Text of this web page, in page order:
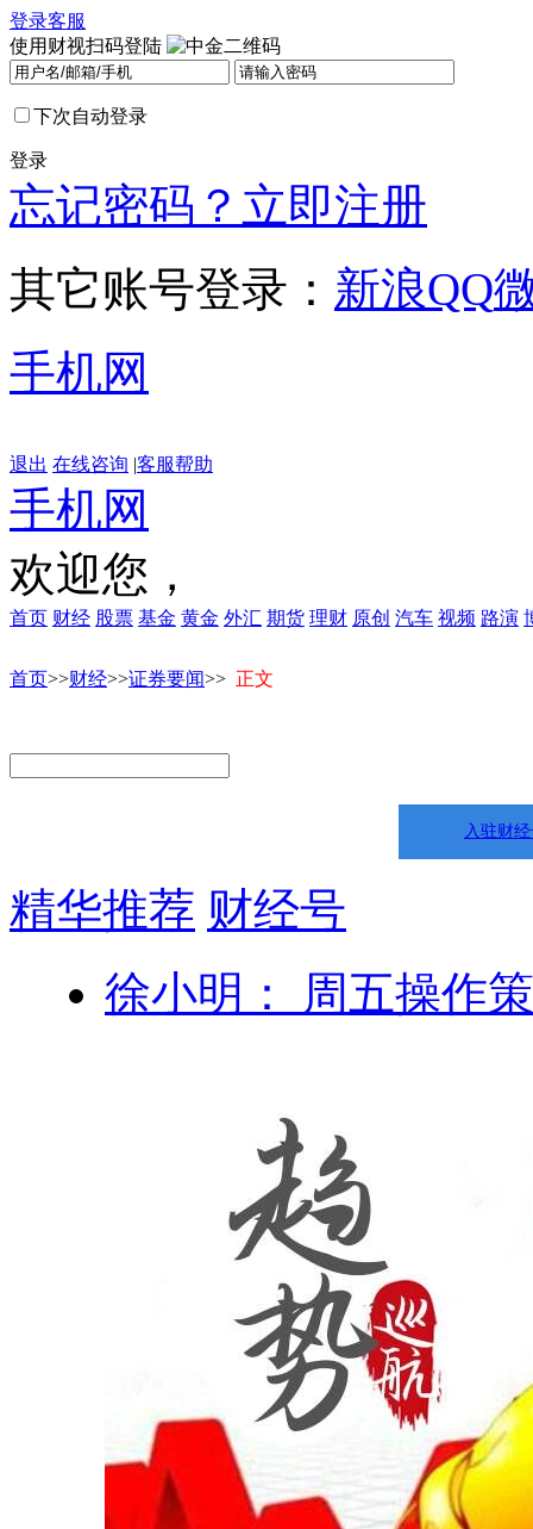
登录客服
使用财视扫码登陆
下次自动登录
登录
忘记密码？ 立即注册
其它账号登录： 新浪QQ
手机网
退出 在线咨询 |客服帮助
手机网
欢迎您，
首页 财经 股票 基金 黄金 外汇 期货 理财 原创 汽车 视频 路演
首页>>财经>>证券要闻>> 正文
入驻财
精华推荐 财经号
徐小明： 周五操作